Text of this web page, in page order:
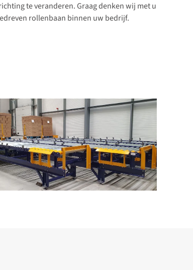
te veranderen. Graag denken wij met u
rollenbaan binnen uw bedrijf.